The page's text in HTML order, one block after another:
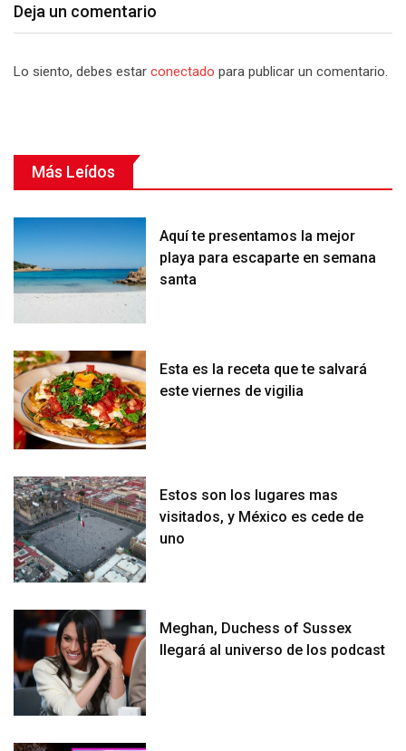
Deja un comentario
Lo siento, debes estar conectado para publicar un comentario.
Más Leídos
Aquí te presentamos la mejor
playa para escaparte en semana
santa
Esta es la receta que te salvará
este viernes de vigilia
Estos son los lugares mas
visitados, y México es cede de
uno
Meghan, Duchess of Sussex
llegará al universo de los podcast